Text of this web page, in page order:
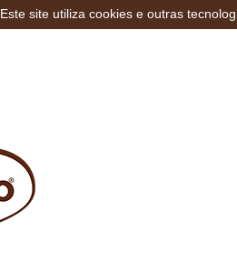
Este site utiliza cookies e outras